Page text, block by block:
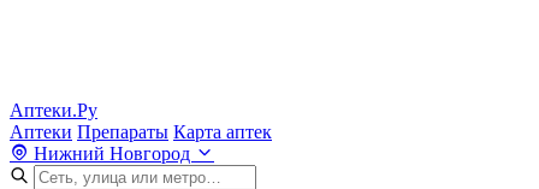
Аптеки.Ру
Аптеки Препараты Карта аптек
Нижний Новгород